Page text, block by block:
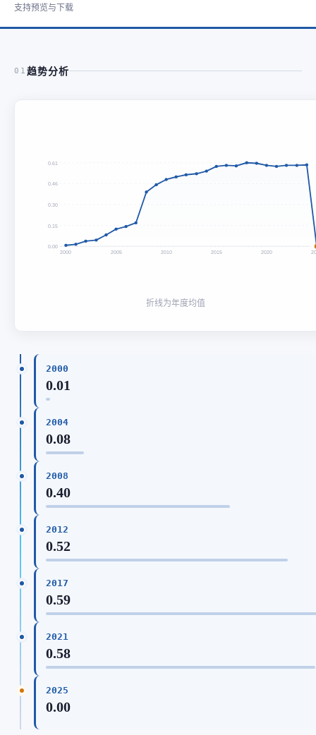
支持预览与下载
01 趋势分析
0.61
0.46
0.30
0.15
0.00
2000 2005 2010 2015 2020
折线为年度均值
2000
0.01
2004
0.08
2008
0.40
2012
0.52
2017
0.59
2021
0.58
2025
0.00